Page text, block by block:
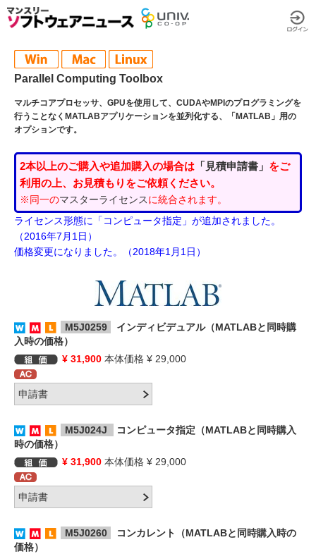
Parallel Computing Toolbox
マルチコアプロセッサ、GPUを使用して、CUDAやMPIのプログラミングを
行うことなくMATLABアプリケーションを並列化する、「MATLAB」用の
オプションです。
2本以上のご購入や追加購入の場合は 「見積申請書」 をご
利用の上、お見積もりをご依頼ください。
※同一のマスターライセンスに統合されます。
ライセンス形態に「コンピュータ指定」が追加されました。
（2016年7月1日）
価格変更になりました。（2018年1月1日）
M5J0259
インディビデュアル（MATLABと同時購
入時の価格）
¥ 31,900 本体価格 ¥ 29,000
M5J024J
コンピュータ指定（MATLABと同時購入
時の価格）
¥ 31,900 本体価格 ¥ 29,000
M5J0260
コンカレント（MATLABと同時購入時の
価格）